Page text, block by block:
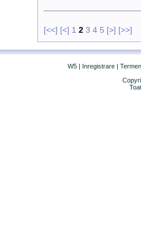
[<<] [<] 1 2 3 4 5 [>] [>>]
W5| Inregistrare|